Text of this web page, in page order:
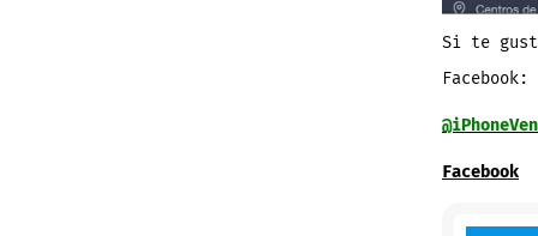
Si te
Facebook:
Facebook